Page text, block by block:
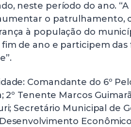
neste período do ano.
o patrulhamento,
à população do
de ano e participem das
Comandante do 6º
2º Tenente Marcos
Secretário Municipal de